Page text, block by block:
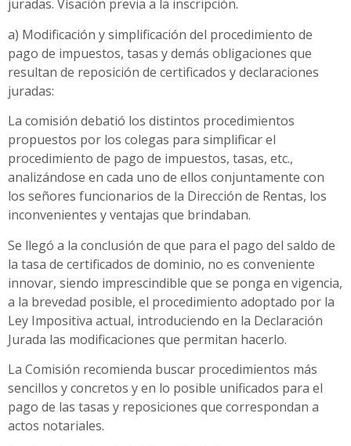
juradas. Vísación previa a la inscripción.
a) Modificación y simplificación del procedimiento de
pago de impuestos, tasas y demás obligaciones que
resultan de reposición de certificados y declaraciones
juradas:
La comisión debatió los distintos procedimientos
propuestos por los colegas para simplificar el
procedimiento de pago de impuestos, tasas, etc.,
analizándose en cada uno de ellos conjuntamente con
los señores funcionarios de la Dirección de Rentas, los
inconvenientes y ventajas que brindaban.
Se llegó a la conclusión de que para el pago del saldo de
la tasa de certificados de dominio, no es conveniente
innovar, siendo imprescindible que se ponga en vigencia,
a la brevedad posible, el procedimiento adoptado por la
Ley Impositiva actual, introduciendo en la Declaración
Jurada las modificaciones que permitan hacerlo.
La Comisión recomienda buscar procedimientos más
sencillos y concretos y en lo posible unificados para el
pago de las tasas y reposiciones que correspondan a
actos notariales.